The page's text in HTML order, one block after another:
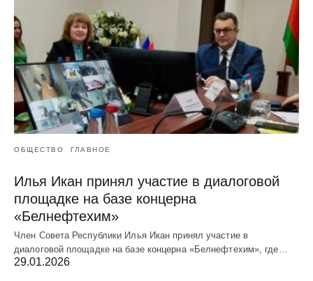
ОБЩЕСТВО ГЛАВНОЕ
Илья Икан принял участие в диалоговой
площадке на базе концерна
«Белнефтехим»
Член Совета Республики Илья Икан принял участие в
диалоговой площадке на базе концерна «Белнефтехим», где…
29.01.2026